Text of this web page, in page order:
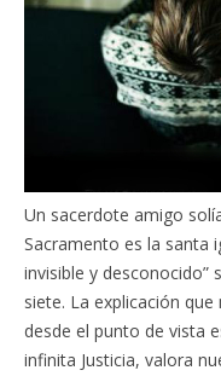
Un sacerdote amigo
Sacramento es la santa
invisible y
siete. La explicación
desde el punto de vista
infinita Justicia, valora